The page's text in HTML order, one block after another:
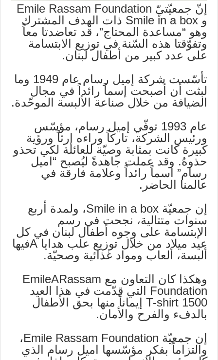
إنّ جمعيّتيّ Emile Rassam Foundation
و Smile in a box ذات الهدف المشترك
وهو “مساعدة المحتاج”، قد تعاضدتا معاً
وتفوّقتا هذه السّنة في توزيع الابتسامة
على عدد كبير من أطفال لبنان.
تأسّست شركة إميل رسام عام 1949 وما
لبثت أن أصبحت إسماً رائداً في مجال
الضيافة من خلال صناعة الألبسة الموحّدة.
عام 1993 توفّي إميل رسام، مؤسّس
ورئيس الشركة، تاركاً وراءه إرثاً ورؤية
كبيرة كانت بمثابة وصيّة للعائلة لكي تحذو
حذوهُ. وقد عملت جاهدةً ليُصبح “اميل
رسام” اسماً رائداً وعلامة فارقة في
عالمنا الحاضر.
إن جمعيّة Smile in a box، ولمدة أربع
سنوات متتالية، نجحت في رسم
الإبتسامة على وجوه أطفال لبنان في كل
عيد ميلاد من خلال توزيع علب هدايا Aفيها
ألبسة، ألعاب ومواد غذائية وصحيّة.
وهكذا كان التعاون مع EmileARassam
Foundation التي قدّمت في هذا العيد
1500 T-shirt إيماناً منها بحق الأطفال
بالدفء والفرح والأمان.
إن جمعيّة Emile Rassam Foundation،
والتزاماً بفكر مؤسّسها اميل رسام الذي